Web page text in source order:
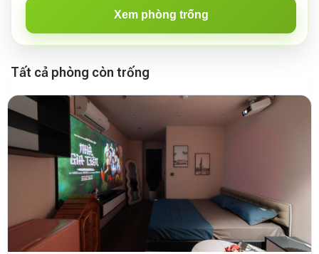
Xem phòng trống
Tất cả phòng còn trống